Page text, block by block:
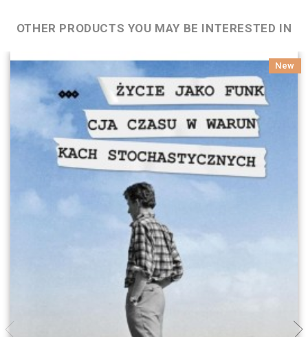
OTHER PRODUCTS YOU MAY BE INTERESTED IN
New